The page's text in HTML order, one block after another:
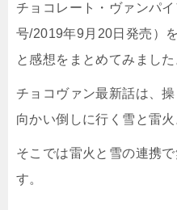
チョコレート・ヴァンパ
号/2019年9月20日発売）
と感想をまとめてみました
チョコヴァン最新話は、
向かい倒しに行く雪と雷火
そこでは雷火と雪の連携
す。